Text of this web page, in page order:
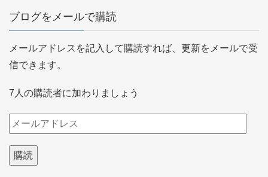
ブログをメールで購読
メールアドレスを記入して購読すれば、更新をメールで受
信できます。
7人の購読者に加わりましょう
メ
ル